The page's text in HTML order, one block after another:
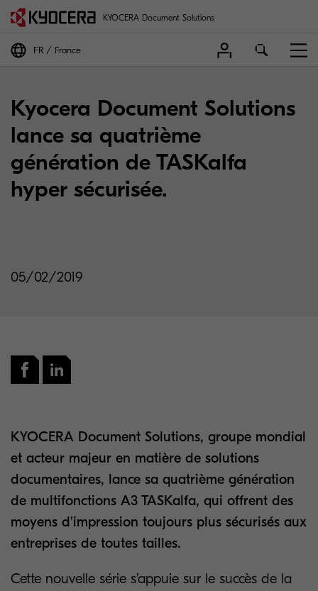
KYOCERA Document Solutions
FR France
Kyocera Document Solutions
lance sa quatrième
génération de TASKalfa
hyper sécurisée.
05/02/2019
KYOCERA Document Solutions, groupe mondial
et acteur majeur en matière de solutions
documentaires, lance sa quatrième génération
de multifonctions A3 TASKalfa, qui offrent des
moyens d’impression toujours plus sécurisés aux
entreprises de toutes tailles.
Cette nouvelle série s’appuie sur le succès de la